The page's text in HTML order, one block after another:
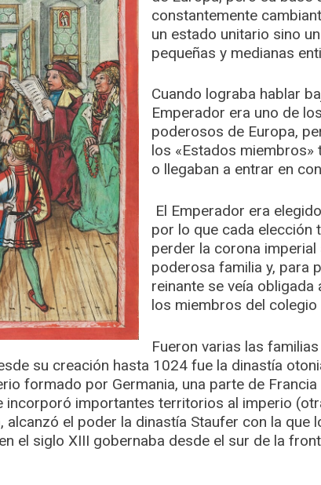
constantemente
un estado unitario sino
pequeñas y medianas
Cuando lograba hablar
Emperador era uno de
poderosos de Europa,
los «Estados
o llegaban a entrar en
El Emperador era
por lo que cada elección
perder la corona
poderosa familia y, para
reinante se veía
los miembros del
Fueron varias las
su creación hasta 1024 fue la dinastía
formado por Germania, una parte de
incorporó importantes territorios al imperio
alcanzó el poder la dinastía Staufer con la que
el siglo XIII gobernaba desde el sur de la